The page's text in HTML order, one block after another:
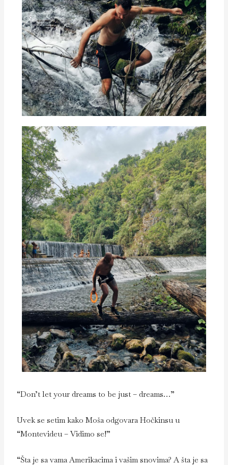
“Don’t let your dreams to be just – dreams…”
Uvek se setim kako Moša odgovara Hočkinsu u
“Montevideu – Vidimo se!”
“Šta je sa vama Amerikacima i vašim snovima? A šta je sa